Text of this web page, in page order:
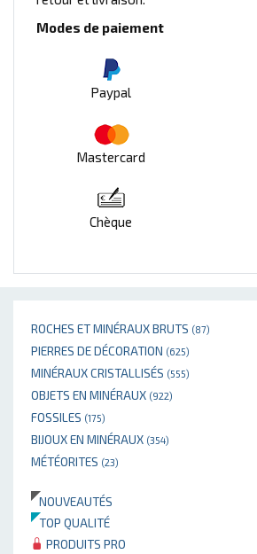
ROCHES ET MINÉRAUX BRUTS (87)
PIERRES DE DÉCORATION (625)
MINÉRAUX CRISTALLISÉS (555)
OBJETS EN MINÉRAUX (922)
FOSSILES (175)
BIJOUX EN MINÉRAUX (354)
MÉTÉORITES (23)
NOUVEAUTÉS
TOP QUALITÉ
PRODUITS PRO
Modes de paiement
Paypal
Mastercard
Chèque